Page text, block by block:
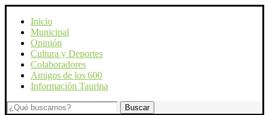
Inicio
Municipal
Opinión
Cultura y Deportes
Colaboradores
Amigos de los 600
Información Taurina